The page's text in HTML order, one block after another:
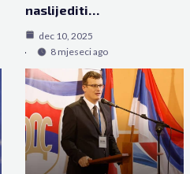
naslijediti…
dec 10, 2025
8 mjeseci ago